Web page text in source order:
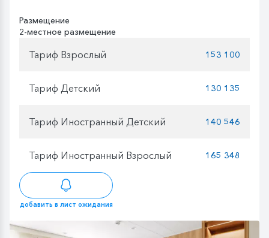
Размещение
2-местное размещение
Тариф Взрослый 153 100
Тариф Детский 130 135
Тариф Иностранный Детский 140 546
Тариф Иностранный Взрослый 165 348
добавить в лист ожидания